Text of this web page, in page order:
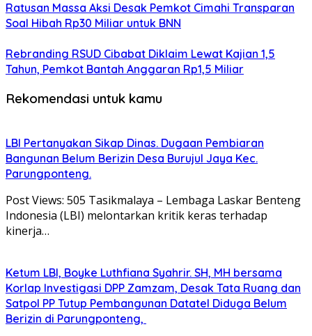
Ratusan Massa Aksi Desak Pemkot Cimahi Transparan
Soal Hibah Rp30 Miliar untuk BNN
Rebranding RSUD Cibabat Diklaim Lewat Kajian 1,5
Tahun, Pemkot Bantah Anggaran Rp1,5 Miliar
Rekomendasi untuk kamu
LBI Pertanyakan Sikap Dinas. Dugaan Pembiaran
Bangunan Belum Berizin Desa Burujul Jaya Kec.
Parungponteng.
Post Views: 505 Tasikmalaya – Lembaga Laskar Benteng
Indonesia (LBI) melontarkan kritik keras terhadap
kinerja…
Ketum LBI, Boyke Luthfiana Syahrir. SH, MH bersama
Korlap Investigasi DPP Zamzam, Desak Tata Ruang dan
Satpol PP Tutup Pembangunan Datatel Diduga Belum
Berizin di Parungponteng,